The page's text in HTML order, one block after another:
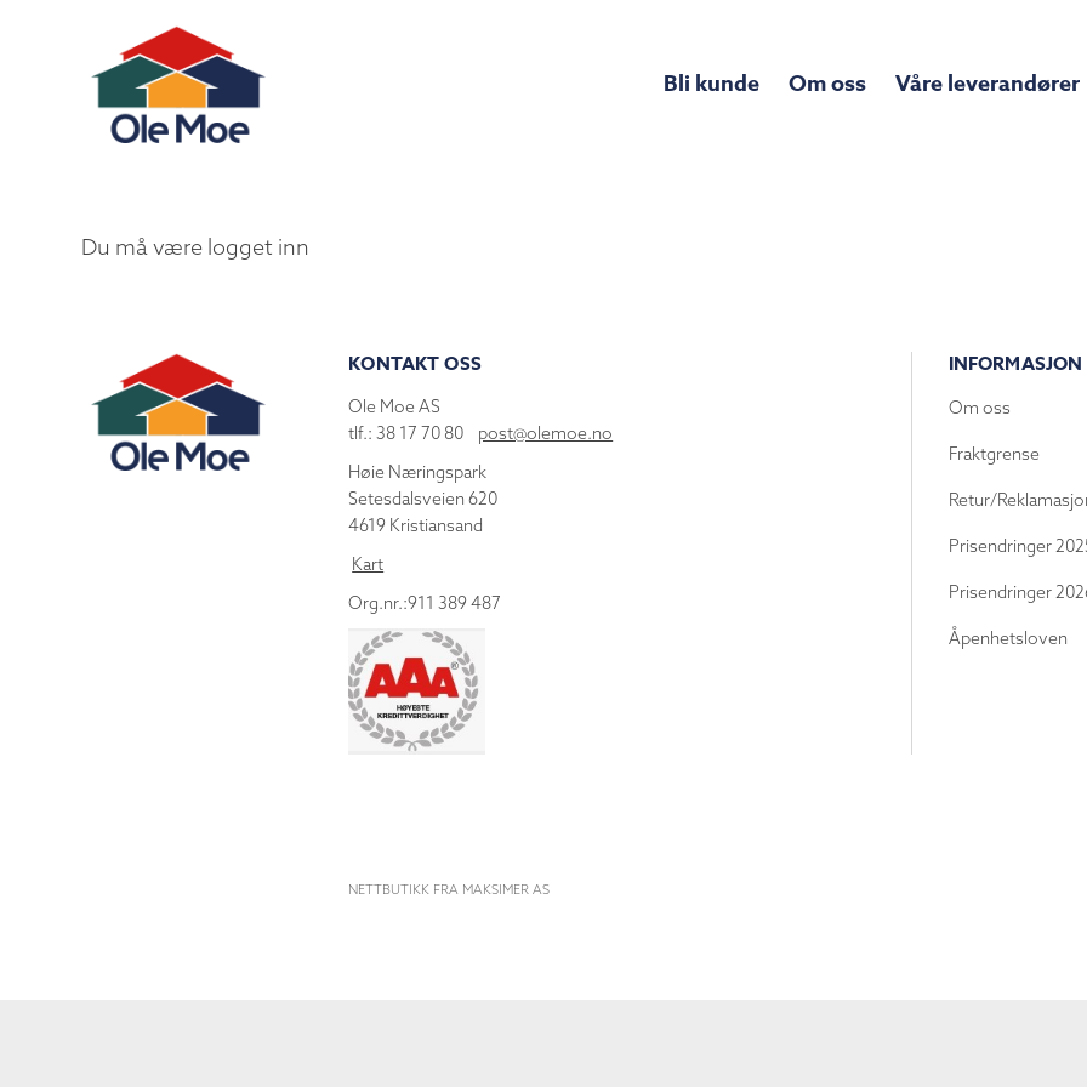
Bli kunde Om oss Våre leverandører
Du må være logget inn
KONTAKT OSS
Ole Moe AS
tlf.: 38 17 70 80 post@olemoe.no
Høie Næringspark
Setesdalsveien 620
4619 Kristiansand
Kart
Org.nr.:911 389 487
INFORMASJON
Om oss
Fraktgrense
Retur/
Prisendringer
Prisendringer
Åpenhetsloven
NETTBUTIKK FRA MAKSIMER AS